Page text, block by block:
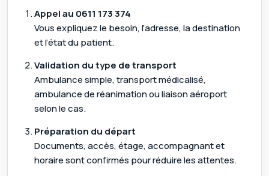
Appel au 0611 173 374
Vous expliquez le besoin, l’adresse, la destination
et l’état du patient.
Validation du type de transport
Ambulance simple, transport médicalisé,
ambulance de réanimation ou liaison aéroport
selon le cas.
Préparation du départ
Documents, accès, étage, accompagnant et
horaire sont confirmés pour réduire les attentes.